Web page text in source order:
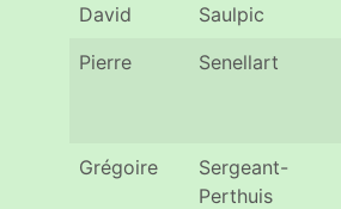
David
Saulpic
Pierre
Senellart
Grégoire
Sergeant-
Perthuis